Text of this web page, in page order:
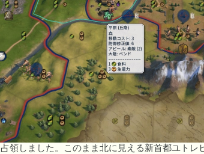
領しました。このまま北に見える新首都ユトレ